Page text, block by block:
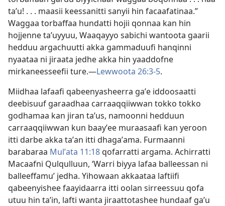
taʼu! . . . maasii keessanitti sanyii hin facaafatinaa.”
Waggaa torbaffaa hundatti hojii qonnaa kan hin
hojjenne taʼuyyuu, Waaqayyo sabichi wantoota gaarii
hedduu argachuutti akka gammaduufi hanqinni
nyaataa ni jiraata jedhe akka hin yaaddofne
mirkaneesseefii ture.—Lewwoota 26:3-5.
Miidhaa lafaafi qabeenyasheerra gaʼe iddoosaatti
deebisuuf garaadhaa carraaqqiiwwan tokko tokko
godhamaa kan jiran taʼus, namoonni hedduun
carraaqqiiwwan kun baayʼee muraasaafi kan yeroon
itti darbe akka taʼan itti dhagaʼama. Furmaanni
barabaraa Mulʼata 11:18qofarratti argama. Achirratti
Macaafni Qulqulluun, ‘Warri biyya lafaa balleessan ni
balleeffamu’ jedha. Yihowaan akkaataa laftiifi
qabeenyishee faayidaarra itti oolan sirreessuu qofa
utuu hin taʼin, lafti wanta jiraattotashee hundaaf gaʼu